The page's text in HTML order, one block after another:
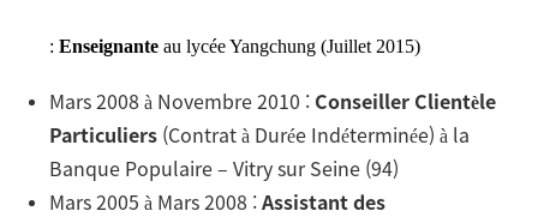
: Enseignante au lycée Yangchung (Juillet 2015)
Mars 2008 à Novembre 2010 : Conseiller Clientèle
Particuliers (Contrat à Durée Indéterminée) à la
Banque Populaire – Vitry sur Seine (94)
Mars 2005 à Mars 2008 :Assistant des